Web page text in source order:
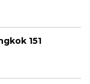
151